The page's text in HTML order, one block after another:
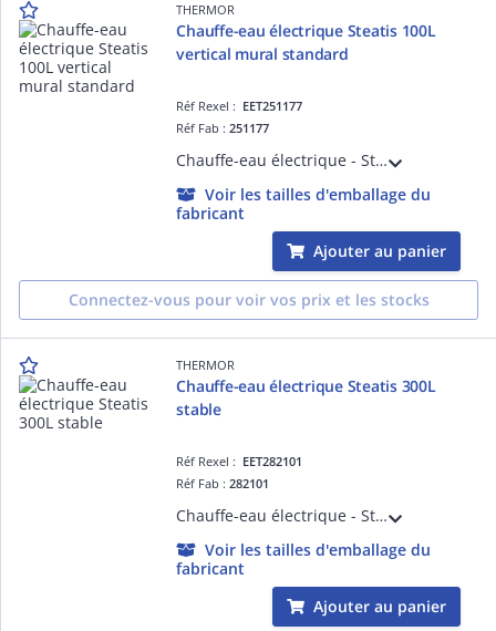
THERMOR
Chauffe-eau électrique Steatis 100L
vertical mural standard
Réf Rexel : EET251177
Réf Fab :251177
Chauffe-eau électrique - Steatis 100L vertical mural standard monophasé - livré avec 1 raccord diélectrique 3/4'
Voir les tailles d'emballage du
fabricant
Ajouter au panier
Connectez-vous pour voir vos prix et les stocks
THERMOR
Chauffe-eau électrique Steatis 300L
stable
Réf Rexel : EET282101
Réf Fab :282101
Chauffe-eau électrique - Steatis 300L stable monophasé (transformable en triphasé avec kit) - livré avec 1 raccord diélectrique bimetal tournant 3/4'
Voir les tailles d'emballage du
fabricant
Ajouter au panier